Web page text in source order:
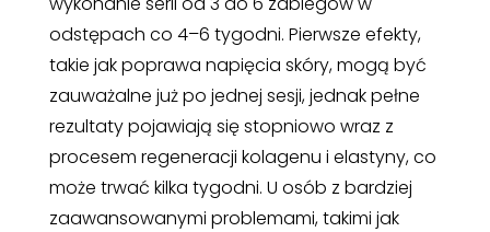
odstępach co 4–6 tygodni. Pierwsze efekty,
takie jak poprawa napięcia skóry, mogą być
zauważalne już po jednej sesji, jednak pełne
rezultaty pojawiają się stopniowo wraz z
procesem regeneracji kolagenu i elastyny, co
może trwać kilka tygodni. U osób z bardziej
zaawansowanymi problemami, takimi jak